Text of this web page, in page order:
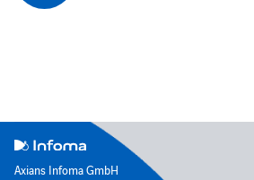
Axians Infoma GmbH